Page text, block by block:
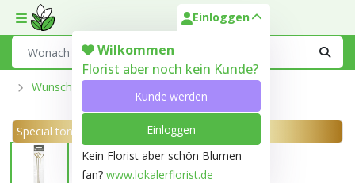
Toggle mobile menu
Einloggen
Wilkommen
Florist aber noch kein Kunde?
Kunde werden
Einloggen
Kein Florist aber schön Blumen
fan? www.lokalerflorist.de
Wunschkarte Und Labels
Special ton Gold E001